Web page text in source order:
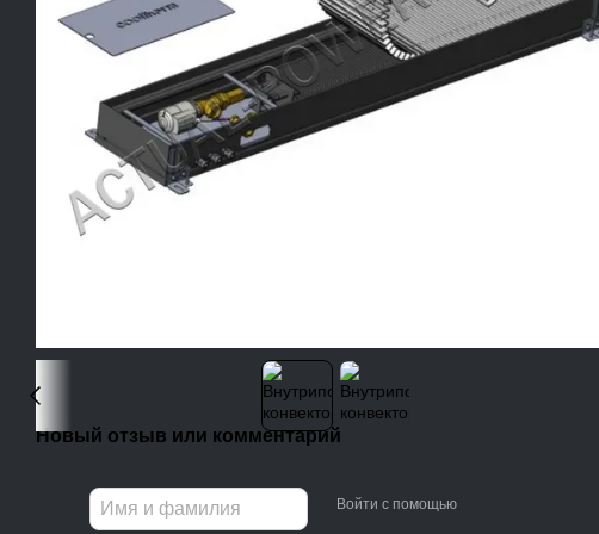
Новый отзыв или комментарий
Войти с помощью